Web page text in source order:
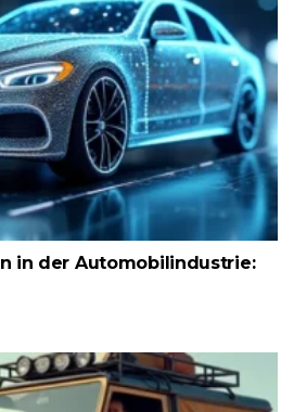
in der Automobilindustrie: